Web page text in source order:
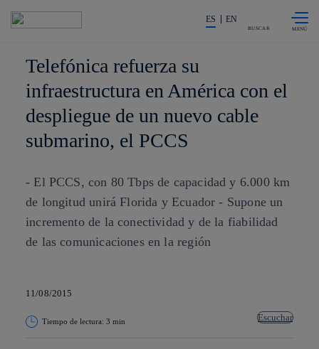
La acción en accionistas e
ES EN
BUSCAR
Telefónica refuerza su
infraestructura en América con el
despliegue de un nuevo cable
submarino, el PCCS
- El PCCS, con 80 Tbps de capacidad y 6.000 km
de longitud unirá Florida y Ecuador - Supone un
incremento de la conectividad y de la fiabilidad
de las comunicaciones en la región
11/08/2015
Tiempo de lectura: 3 min Escuchar